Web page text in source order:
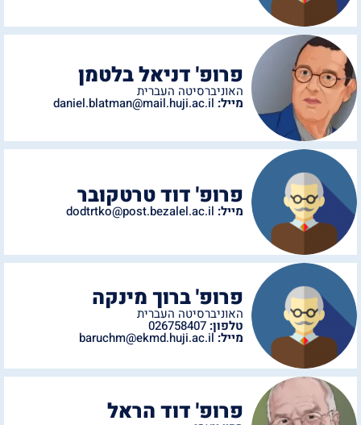
פרופ' דניאל בלטמן
האוניברסיטה העברית
מייל: daniel.blatman@mail.huji.ac.il
פרופ' דוד טרטקובר
מייל: dodtrtko@post.bezalel.ac.il
פרופ' ברוך מינקה
האוניברסיטה העברית
טלפון: 026758407
מייל:baruchm@ekmd.huji.ac.il
פרופ' דוד הראל